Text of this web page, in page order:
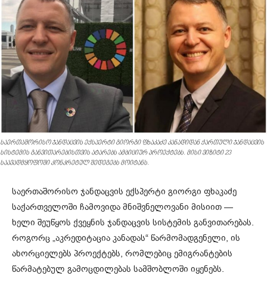
საერთაშორისო ჯანდაცვის ექსპერტი გიორგი ფხაკაძე კანადიდან ქართული ჯანდაცვის
სისტემის განვითარებისთვის ატარებს ამბიციურ პროექტებს. მისი ვიზიტი 23
საავადმყოფოში კონკრეტულ შედეგებს მოიტანს.
საერთაშორისო ჯანდაცვის ექსპერტი გიორგი ფხაკაძე
საქართველოში ჩამოვიდა მნიშვნელოვანი მისიით —
ხელი შეუწყოს ქვეყნის ჯანდაცვის სისტემის განვითარებას.
როგორც „აკრედიტაცია კანადას“ წარმომადგენელი, ის
ახორციელებს პროექტებს, რომლებიც ემიგრანტების
წარმატებულ გამოცდილებას სამშობლოში იყენებს.